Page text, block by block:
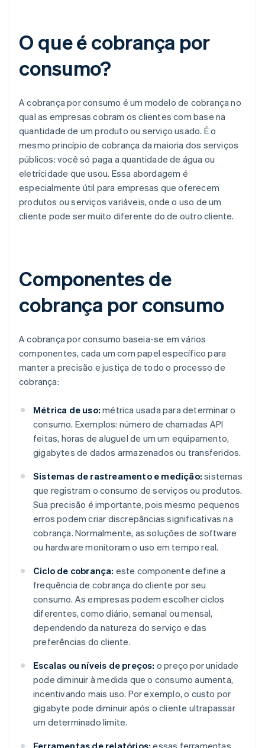
O que é cobrança por
consumo?
A cobrança por consumo é um modelo de cobrança no
qual as empresas cobram os clientes com base na
quantidade de um produto ou serviço usado. É o
mesmo princípio de cobrança da maioria dos serviços
públicos: você só paga a quantidade de água ou
eletricidade que usou. Essa abordagem é
especialmente útil para empresas que oferecem
produtos ou serviços variáveis, onde o uso de um
cliente pode ser muito diferente do de outro cliente.
Componentes de
cobrança por consumo
A cobrança por consumo baseia-se em vários
componentes, cada um com papel específico para
manter a precisão e justiça de todo o processo de
cobrança:
Métrica de uso: métrica usada para determinar o
consumo. Exemplos: número de chamadas API
feitas, horas de aluguel de um um equipamento,
gigabytes de dados armazenados ou transferidos.
Sistemas de rastreamento e medição: sistemas
que registram o consumo de serviços ou produtos.
Sua precisão é importante, pois mesmo pequenos
erros podem criar discrepâncias significativas na
cobrança. Normalmente, as soluções de software
ou hardware monitoram o uso em tempo real.
Ciclo de cobrança: este componente define a
frequência de cobrança do cliente por seu
consumo. As empresas podem escolher ciclos
diferentes, como diário, semanal ou mensal,
dependendo da natureza do serviço e das
preferências do cliente.
Escalas ou níveis de preços: o preço por unidade
pode diminuir à medida que o consumo aumenta,
incentivando mais uso. Por exemplo, o custo por
gigabyte pode diminuir após o cliente ultrapassar
um determinado limite.